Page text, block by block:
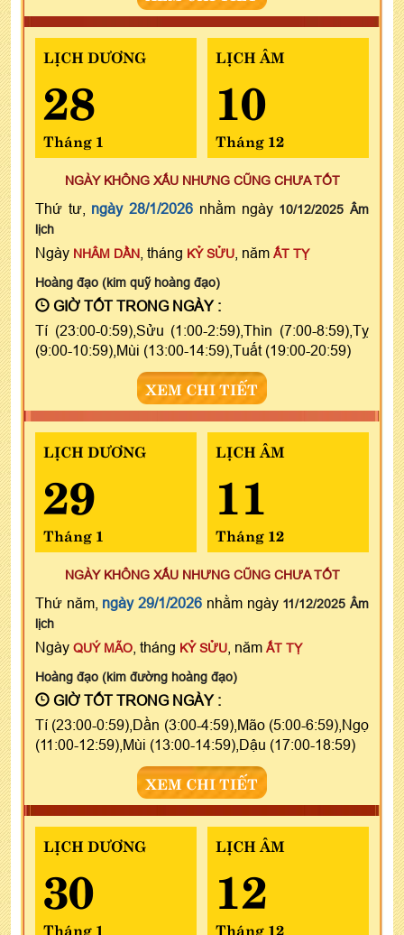
LỊCH DƯƠNG
28
Tháng 1
LỊCH ÂM
10
Tháng 12
NGÀY KHÔNG XẤU NHƯNG CŨNG CHƯA TỐT
Thứ tư, ngày 28/1/2026 nhằm ngày 10/12/2025 Âm
lịch
Ngày NHÂM DẦN , tháng KỶ SỬU , năm ẤT TỴ
Hoàng đạo (kim quỹ hoàng đạo)
GIỜ TỐT TRONG NGÀY :
Tí (23:00-0:59),Sửu (1:00-2:59),Thìn (7:00-8:59),Tỵ
(9:00-10:59),Mùi (13:00-14:59),Tuất (19:00-20:59)
XEM CHI TIẾT
LỊCH DƯƠNG
29
Tháng 1
LỊCH ÂM
11
Tháng 12
NGÀY KHÔNG XẤU NHƯNG CŨNG CHƯA TỐT
Thứ năm, ngày 29/1/2026 nhằm ngày 11/12/2025 Âm
lịch
Ngày QUÝ MÃO , tháng KỶ SỬU , năm ẤT TỴ
Hoàng đạo (kim đường hoàng đạo)
GIỜ TỐT TRONG NGÀY :
Tí (23:00-0:59),Dần (3:00-4:59),Mão (5:00-6:59),Ngọ
(11:00-12:59),Mùi (13:00-14:59),Dậu (17:00-18:59)
XEM CHI TIẾT
LỊCH DƯƠNG
30
Tháng 1
LỊCH ÂM
12
Tháng 12